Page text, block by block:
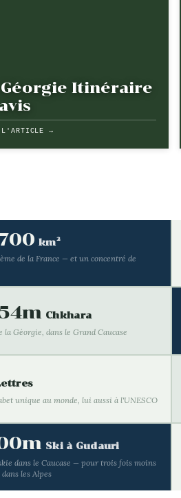
Géorgie Itinéraire
→
km²
de la France — et un concentré de
Chkhara
la Géorgie, dans le Grand Caucase
unique au monde, lui aussi à l'UNESCO
Ski à Gudauri
dans le Caucase — pour trois fois moins
les Alpes